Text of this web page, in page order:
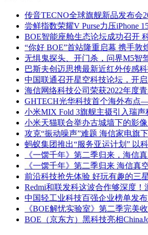
传音TECNO全球旗舰新品发布
尝鲜指数荣耀V Purse力压iPhone
BOE智能座舱生态论坛成功召开
“你好 BOE”首站隆重启幕 携手
无惧鬼探头、开门杀，问界M5智
巴斯夫创迈思携最新近红外传感
中国联通召开星空科技论坛，开
海信网络科技公司荣获2022年度
GHTECH光华科技首个海外布
小米MIX Fold 3旗舰主摄引入瑞
小米天猫联合举办古城墙下的影
攻克“振动噪声”难题 海信家电旗
蚂蚁集团推出“服务亚运计划” 以
《一馔千年》第二季归来，海信
《一馔千年》第二季归来 海信真
前沿科技抢先体验 好玩有趣的三
Redmi和联发科这波合作够深度
中国轻工业科技百强企业榜单发
《BOE解忧实验室》第二季完美
BOE（京东方）黑科技亮相